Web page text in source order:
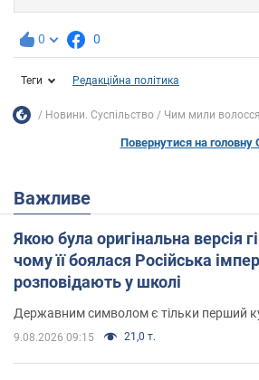
0 0
Теги Редакційна політика
Новини. Суспільство Чим мили
Повернутися на головну
Важливе
Якою була оригінальна версія
чому її боялася Російська
розповідають у школі
Державним символом є тільки перший
9.08.2026 09:15 21,0 т.